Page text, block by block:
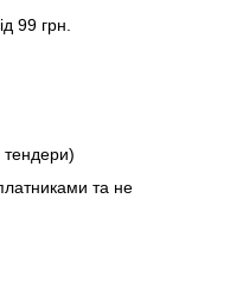
99 грн.
та не